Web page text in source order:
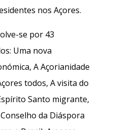
nos Açores.
se por 43
Uma nova
A Açorianidade
todos, A visita do
Santo migrante,
da Diáspora